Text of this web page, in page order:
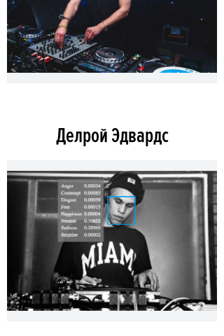
Делрой Эдвардс